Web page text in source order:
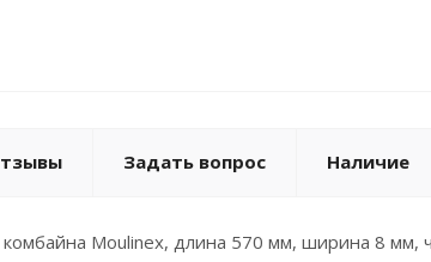
Задать вопрос Наличие
Moulinex, длина 570 мм, ширина 8 мм,